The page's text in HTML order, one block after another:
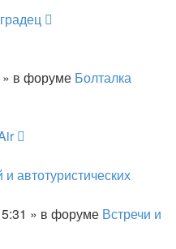
» в форуме Болталка
автотуристических
» в форуме Встречи и